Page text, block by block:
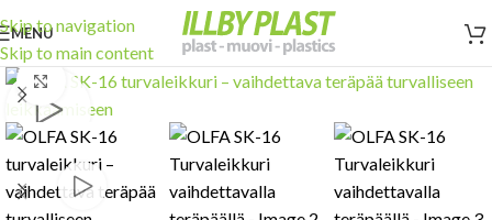
Skip to navigation
Skip to main content
MENU
Click to enlarge